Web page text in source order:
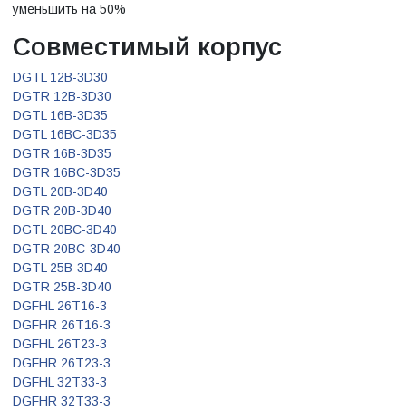
уменьшить на 50%
Совместимый корпус
DGTL 12B-3D30
DGTR 12B-3D30
DGTL 16B-3D35
DGTL 16BC-3D35
DGTR 16B-3D35
DGTR 16BC-3D35
DGTL 20B-3D40
DGTR 20B-3D40
DGTL 20BC-3D40
DGTR 20BC-3D40
DGTL 25B-3D40
DGTR 25B-3D40
DGFHL 26T16-3
DGFHR 26T16-3
DGFHL 26T23-3
DGFHR 26T23-3
DGFHL 32T33-3
DGFHR 32T33-3